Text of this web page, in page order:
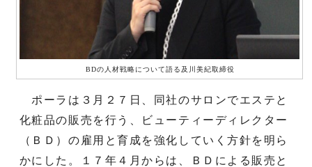
BDの人材戦略について語る及川美紀取締役
ポーラは３月２７日、同社のサロンでエステと
化粧品の販売を行う、ビューティーディレクター
（ＢＤ）の雇用と育成を強化していく方針を明ら
かにした。１７年４月からは、ＢＤによる販売と